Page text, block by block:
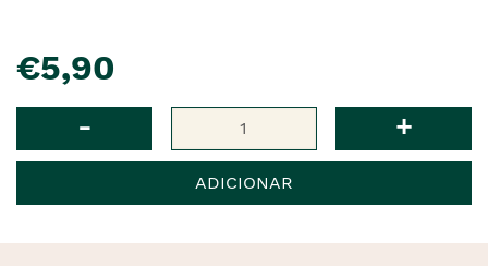
€5,90
- +
ADICIONAR